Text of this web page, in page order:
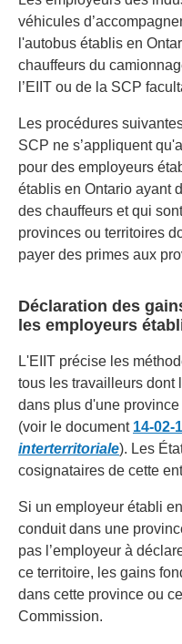
véhicules
l'autobus établis en
chauffeurs du
l’EIIT ou de la SCP
Les procédures
SCP ne s’appliquent
pour des employeurs
établis en Ontario ayant
des chauffeurs et qui
provinces ou territoires
payer des primes aux
Déclaration des
les employeurs
L'EIIT précise les
tous les travailleurs dont
dans plus d'une
(voir le document 14-02-
interterritoriale). Les
cosignataires de cette
Si un employeur établi
conduit dans une
pas l’employeur à
ce territoire, les gains
dans cette province ou
Commission.